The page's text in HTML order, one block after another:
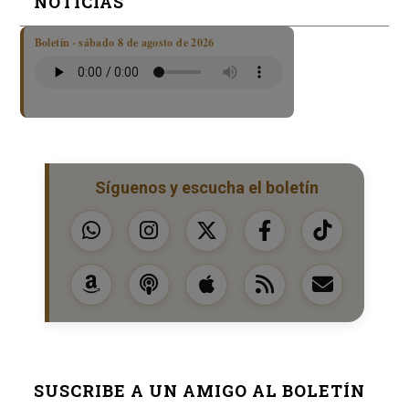
Boletín · sábado 8 de agosto de 2026
Síguenos y escucha el boletín
SUSCRIBE A UN AMIGO AL BOLETÍN